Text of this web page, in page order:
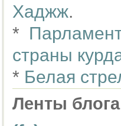
Хаджж.
*
страны
* Белая
Ленты